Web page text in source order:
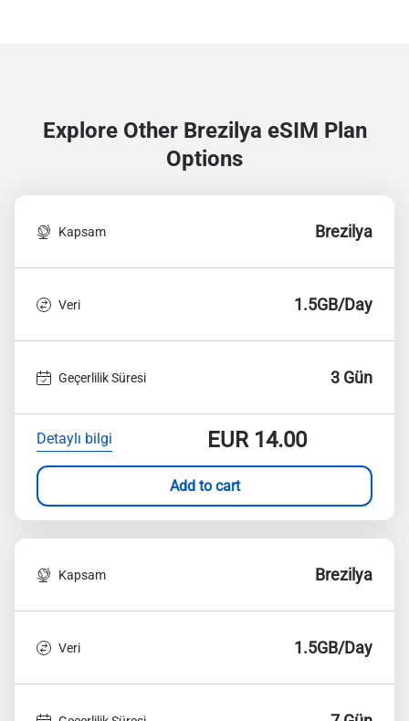
Explore Other Brezilya eSIM Plan
Options
Kapsam Brezilya
Veri 1.5GB/Day
Geçerlilik Süresi 3 Gün
Detaylı bilgi EUR14.00
Add to cart
Kapsam Brezilya
Veri 1.5GB/Day